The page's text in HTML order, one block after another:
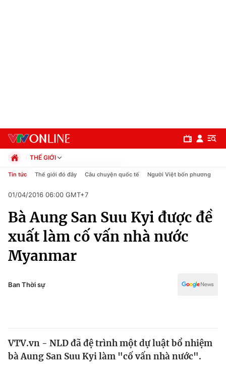
Chuyên mục
Chính trị
Xã hội
Pháp luật
Thế giới
THẾ GIỚI
Chính trị
Pháp luật
Kinh tế
Thể thao
Truyền hình
Văn hóa - Giải trí
Công nghệ
Tin tức Thế giới đó đây Câu chuyện quốc tế Người Việt bốn phương
01/04/2016 06:00 GMT+7
Bà Aung San Suu Kyi được đề
xuất làm cố vấn nhà nước
Myanmar
Ban Thời sự
VTV.vn - NLD đã đệ trình một dự luật bổ nhiệm
bà Aung San Suu Kyi làm "cố vấn nhà nước".